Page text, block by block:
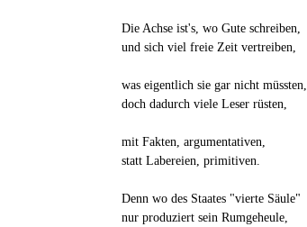
Die Achse ist's, wo Gute schreiben,
und sich viel freie Zeit vertreiben,
was eigentlich sie gar nicht müssten,
doch dadurch viele Leser rüsten,
mit Fakten, argumentativen,
statt Labereien, primitiven.
Denn wo des Staates "vierte Säule"
nur produziert sein Rumgeheule,